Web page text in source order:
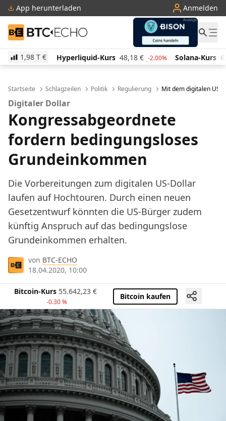
App herunterladen Anmelden
BTC-ECHO
1,98 T €
Hyperliquid-Kurs 48,18 € -2.00% Solana-Kurs 62,87 € -1.90%
Startseite Schlagzeilen Politik Regulierung Mit dem digitalen US-
Digitaler Dollar
Kongressabgeordnete
fordern bedingungsloses
Grundeinkommen
Die Vorbereitungen zum digitalen US-Dollar
laufen auf Hochtouren. Durch einen neuen
Gesetzentwurf könnten die US-Bürger zudem
künftig Anspruch auf das bedingungslose
Grundeinkommen erhalten.
von BTC-ECHO
18.04.2020, 10:00
Bitcoin-Kurs 55.642,23 €
-0.30 %
Bitcoin kaufen